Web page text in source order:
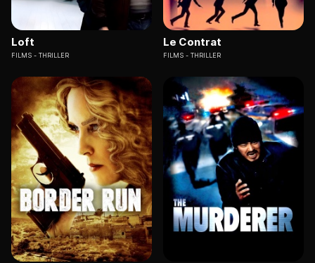
Loft
FILMS THRILLER
Le Contrat
FILMS THRILLER